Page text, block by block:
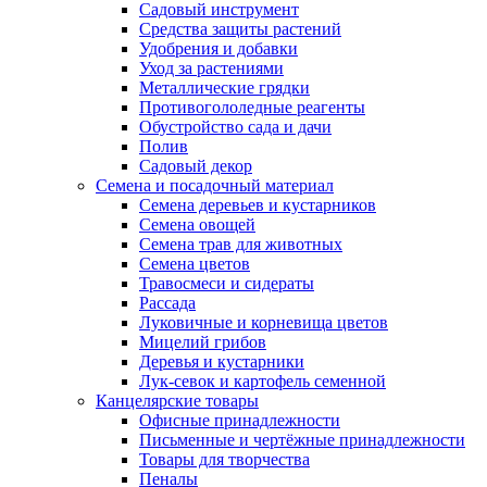
Садовый инструмент
Средства защиты растений
Удобрения и добавки
Уход за растениями
Металлические грядки
Противогололедные реагенты
Обустройство сада и дачи
Полив
Садовый декор
Семена и посадочный материал
Семена деревьев и кустарников
Семена овощей
Семена трав для животных
Семена цветов
Травосмеси и сидераты
Рассада
Луковичные и корневища цветов
Мицелий грибов
Деревья и кустарники
Лук-севок и картофель семенной
Канцелярские товары
Офисные принадлежности
Письменные и чертёжные принадлежности
Товары для творчества
Пеналы